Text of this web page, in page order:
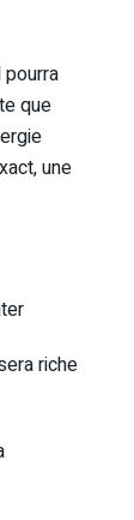
pourra
que
une
riche